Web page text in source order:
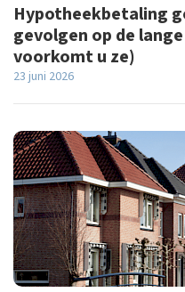
Hypotheekbetaling
gevolgen op de
voorkomt u ze)
23 juni 2026